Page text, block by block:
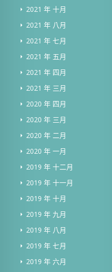
2021 年 十月
2021 年 八月
2021 年 七月
2021 年 五月
2021 年 四月
2021 年 三月
2020 年 四月
2020 年 三月
2020 年 二月
2020 年 一月
2019 年 十二月
2019 年 十一月
2019 年 十月
2019 年 九月
2019 年 八月
2019 年 七月
2019 年 六月